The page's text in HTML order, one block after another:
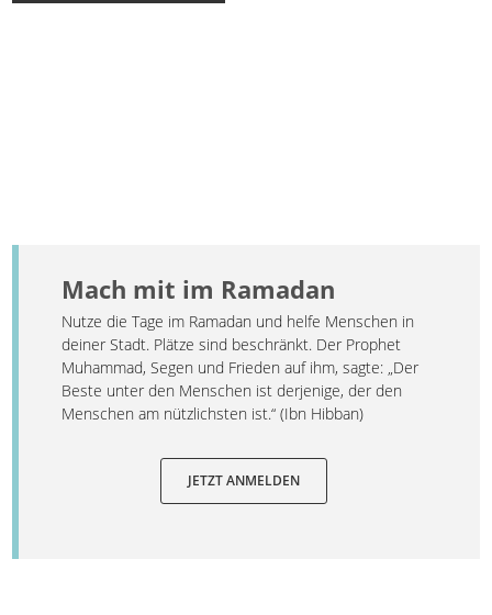
Mach mit im Ramadan
Nutze die Tage im Ramadan und helfe Menschen in
deiner Stadt. Plätze sind beschränkt. Der Prophet
Muhammad, Segen und Frieden auf ihm, sagte: „Der
Beste unter den Menschen ist derjenige, der den
Menschen am nützlichsten ist.“ (Ibn Hibban)
JETZT ANMELDEN